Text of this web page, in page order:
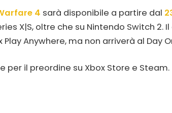
4 sarà disponibile a partire dal
X|S, oltre che su Nintendo Switch
Anywhere, ma non arriverà al Day
per il preordine su Xbox Store e Steam.